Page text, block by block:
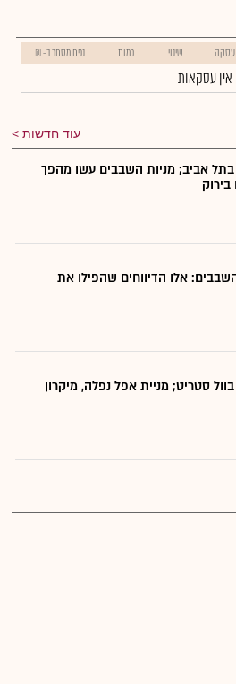
שינוי כמות נפח מסחר ב- ₪
אין עסקאות
עוד חדשות
בתל אביב; מניות השבבים עשו מהפך
בירוק
אלו הדיווחים שהפילו את
סטריט; מניית אפל נפלה, מיקרון